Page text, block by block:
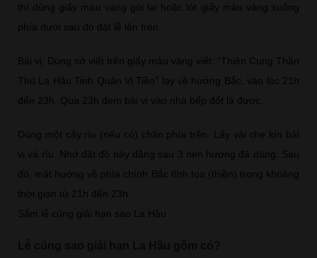
thì dùng giấy màu vàng gói lại hoặc lót giấy màu vàng xuống
phía dưới sau đó đặt lễ lên trên.
Bài vị: Dùng sớ viết trên giấy màu vàng viết: “Thiên Cung Thần
Thủ La Hầu Tinh Quân Vị Tiền” lạy về hướng Bắc, vào lúc 21h
đến 23h.​ Qua 23h đem bài vị vào nhà bếp đốt là được.
Dùng một cây rìu (nếu có) chặn phía trên. Lấy vải che kín bài
vị và rìu. Nhớ đặt đồ này đằng sau 3 nén hương đã dâng. Sau
đó, mặt hướng về phía chính Bắc tĩnh tọa (thiền) trong khoảng
thời gian từ 21h đến 23h.
Sắm lễ cúng giải hạn sao La Hầu